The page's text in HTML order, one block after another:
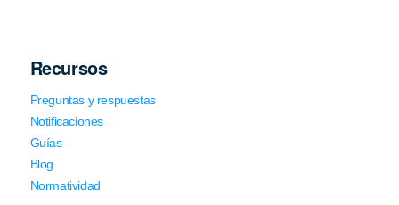
Recursos
Preguntas y respuestas
Notificaciones
Guías
Blog
Normatividad